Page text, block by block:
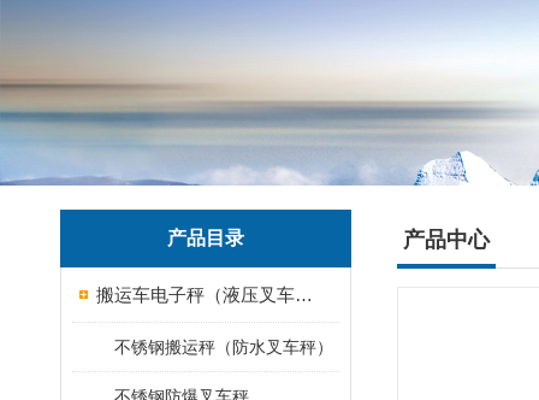
产品目录
搬运车电子秤（液压叉车电子称）
不锈钢搬运秤（防水叉车秤）
产品中心